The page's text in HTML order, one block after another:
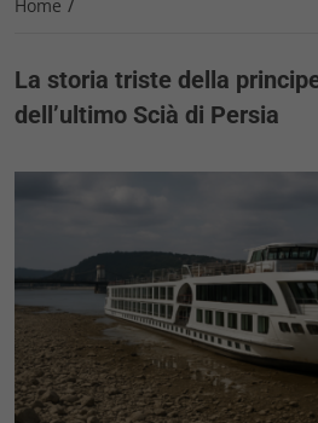
Home
La storia triste della
dell’ultimo Scià di Persia